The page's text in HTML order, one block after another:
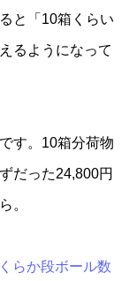
と「10箱くらい
るようになって
す。10箱分荷物
だった24,800円
。
らか段ボール数